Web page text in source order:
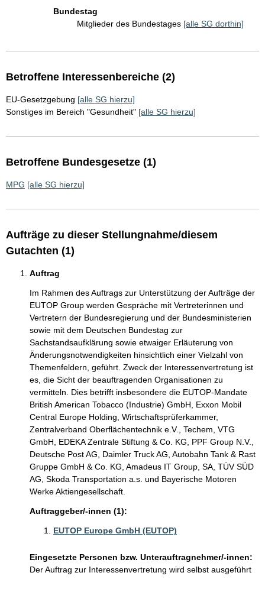
Bundestag
Mitglieder des Bundestages [alle SG dorthin]
Betroffene Interessenbereiche (2)
EU-Gesetzgebung [alle SG hierzu]
Sonstiges im Bereich "Gesundheit" [alle SG hierzu]
Betroffene Bundesgesetze (1)
MPG [alle SG hierzu]
Aufträge zu dieser Stellungnahme/diesem
Gutachten (1)
Auftrag
Im Rahmen des Auftrags zur Unterstützung der Aufträge der
EUTOP Group werden Gespräche mit Vertreterinnen und
Vertretern der Bundesregierung und der Bundesministerien
sowie mit dem Deutschen Bundestag zur
Sachstandsaufklärung sowie etwaiger Erläuterung von
Änderungsnotwendigkeiten hinsichtlich einer Vielzahl von
Themenfeldern, geführt. Zweck der Interessenvertretung ist
es, die Sicht der beauftragenden Organisationen zu
vermitteln. Dies betrifft insbesondere die EUTOP-Mandate
British American Tobacco (Industrie) GmbH, Exxon Mobil
Central Europe Holding, Wirtschaftsprüferkammer,
Zentralverband Oberflächentechnik e.V., Techem, VTG
GmbH, EDEKA Zentrale Stiftung & Co. KG, PPF Group N.V.,
Deutsche Post AG, Daimler Truck AG, Autobahn Tank & Rast
Gruppe GmbH & Co. KG, Amadeus IT Group, SA, TÜV SÜD
AG, Skoda Transportation a.s. und Bayerische Motoren
Werke Aktiengesellschaft.
Auftraggeber/-innen (1):
EUTOP Europe GmbH (EUTOP)
Eingesetzte Personen bzw. Unterauftragnehmer/-innen:
Der Auftrag zur Interessenvertretung wird selbst ausgeführt